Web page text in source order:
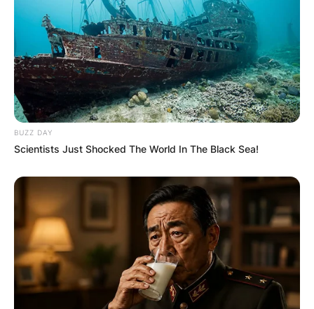
BUZZ DAY
Scientists Just Shocked The World In The Black Sea!